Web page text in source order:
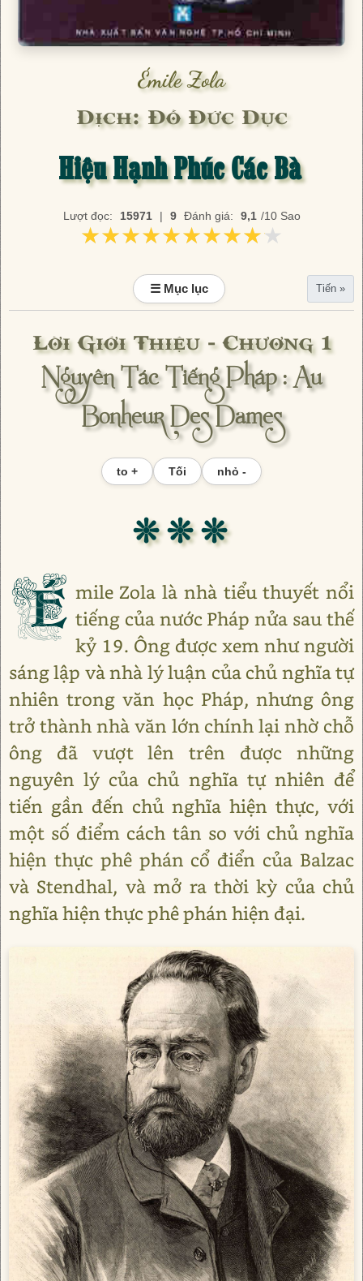
Émile Zola
Dịch: Đỗ Đức Dục
Hiệu Hạnh Phúc Các Bà
Lượt đọc: 15971 | 9 Đánh giá: 9,1 /10 Sao
★★★★★★★★★★
★★★★★★★★★★
☰ Mục lục Tiến »
Lời Giới Thiệu - Chương 1
Nguyên Tác Tiếng Pháp : Au
Bonheur Des Dames
to + Tối nhỏ -
❊ ❊ ❊
É mile Zola là nhà tiểu thuyết nổi
tiếng của nước Pháp nửa sau thế
kỷ 19. Ông được xem như người
sáng lập và nhà lý luận của chủ nghĩa tự
nhiên trong văn học Pháp, nhưng ông
trở thành nhà văn lớn chính lại nhờ chỗ
ông đã vượt lên trên được những
nguyên lý của chủ nghĩa tự nhiên để
tiến gần đến chủ nghĩa hiện thực, với
một số điểm cách tân so với chủ nghĩa
hiện thực phê phán cổ điển của Balzac
và Stendhal, và mở ra thời kỳ của chủ
nghĩa hiện thực phê phán hiện đại.